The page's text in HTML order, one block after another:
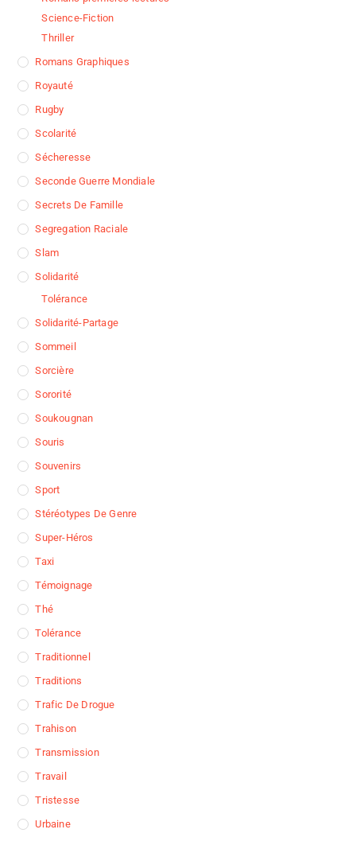
Science-Fiction
Thriller
Romans Graphiques
Royauté
Rugby
Scolarité
Sécheresse
Seconde Guerre Mondiale
Secrets De Famille
Segregation Raciale
Slam
Solidarité
Tolérance
Solidarité-Partage
Sommeil
Sorcière
Sororité
Soukougnan
Souris
Souvenirs
Sport
Stéréotypes De Genre
Super-Héros
Taxi
Témoignage
Thé
Tolérance
Traditionnel
Traditions
Trafic De Drogue
Trahison
Transmission
Travail
Tristesse
Urbaine